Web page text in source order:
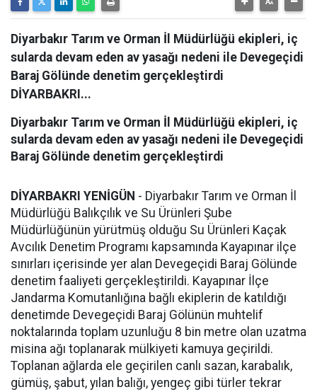
Diyarbakır Tarım ve Orman İl Müdürlüğü ekipleri, iç
sularda devam eden av yasağı nedeni ile Devegeçidi
Baraj Gölünde denetim gerçekleştirdi
DİYARBAKRI...
Diyarbakır Tarım ve Orman İl Müdürlüğü ekipleri, iç
sularda devam eden av yasağı nedeni ile Devegeçidi
Baraj Gölünde denetim gerçekleştirdi
DİYARBAKRI YENİGÜN - Diyarbakır Tarım ve Orman İl
Müdürlüğü Balıkçılık ve Su Ürünleri Şube
Müdürlüğünün yürütmüş olduğu Su Ürünleri Kaçak
Avcılık Denetim Programı kapsamında Kayapınar ilçe
sınırları içerisinde yer alan Devegeçidi Baraj Gölünde
denetim faaliyeti gerçekleştirildi. Kayapınar İlçe
Jandarma Komutanlığına bağlı ekiplerin de katıldığı
denetimde Devegeçidi Baraj Gölünün muhtelif
noktalarında toplam uzunluğu 8 bin metre olan uzatma
misina ağı toplanarak mülkiyeti kamuya geçirildi.
Toplanan ağlarda ele geçirilen canlı sazan, karabalık,
gümüş, şabut, yılan balığı, yengeç gibi türler tekrar